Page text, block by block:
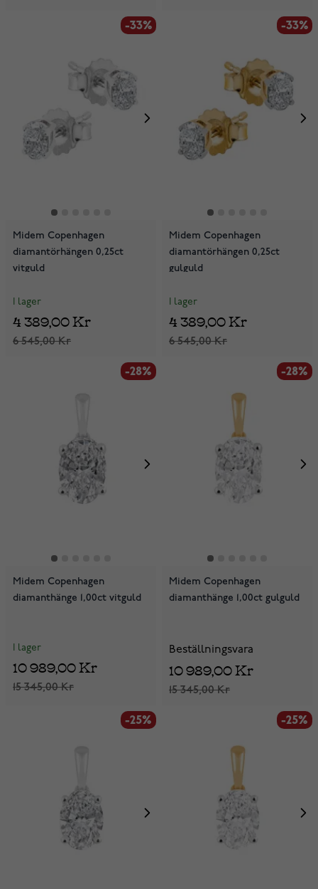
-33%
Midem Copenhagen
diamantörhängen 0,25ct
vitguld
I lager
6 545,00 Kr
4 389,00 Kr
-33%
Midem Copenhagen
diamantörhängen 0,25ct
gulguld
I lager
6 545,00 Kr
4 389,00 Kr
-28%
Midem Copenhagen
diamanthänge 1,00ct vitguld
I lager
15 345,00 Kr
10 989,00 Kr
-28%
Midem Copenhagen
diamanthänge 1,00ct gulguld
Beställningsvara
15 345,00 Kr
10 989,00 Kr
-25% -25%